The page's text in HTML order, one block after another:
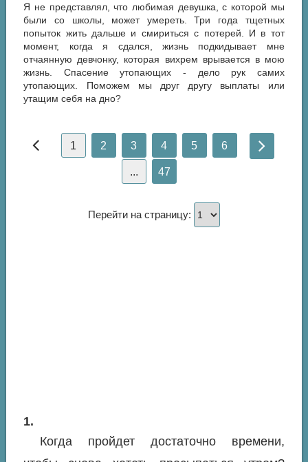
Я не представлял, что любимая девушка, с которой мы
были со школы, может умереть. Три года тщетных
попыток жить дальше и смириться с потерей. И в тот
момент, когда я сдался, жизнь подкидывает мне
отчаянную девчонку, которая вихрем врывается в мою
жизнь. Спасение утопающих - дело рук самих
утопающих. Поможем мы друг другу выплаты или
утащим себя на дно?
1 2 3 4 5 6
... 47
Перейти на страницу:
1.
Когда пройдет достаточно времени,